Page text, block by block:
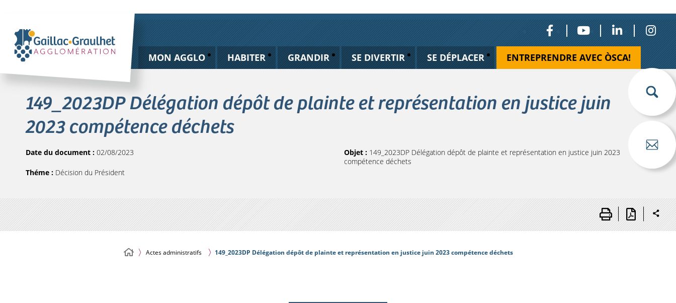
MON AGGLO HABITER GRANDIR SE DIVERTIR SE DÉPLACER ENTREPRENDRE AVEC ÒSCA!
149_2023DP Délégation dépôt de plainte et représentation en justice juin
2023 compétence déchets
Date du document : 02/08/2023
Théme : Décision du Président
Objet : 149_2023DP Délégation dépôt de plainte et représentation en justice juin 2023
compétence déchets
Actes administratifs 149_2023DP Délégation dépôt de plainte et représentation en justice juin 2023 compétence déchets